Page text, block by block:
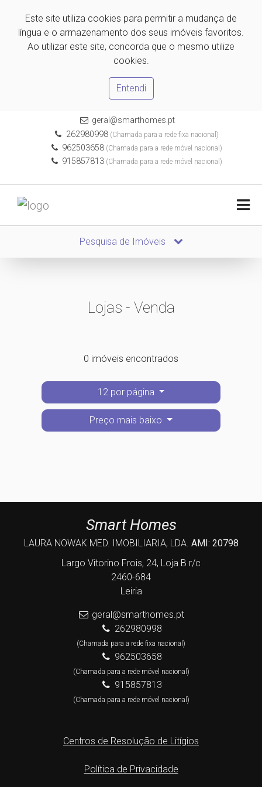
Este site utiliza cookies para permitir a mudança de
língua e o armazenamento dos seus imóveis favoritos.
Ao utilizar este site, concorda que o mesmo utilize
cookies.
Entendi
geral@smarthomes.pt
262980998(Chamada para a rede fixa nacional)
962503658 (Chamada para a rede móvel nacional)
915857813 (Chamada para a rede móvel nacional)
Pesquisa de Imóveis
Lojas - Venda
0 imóveis encontrados
12 por página
Preço mais baixo
Smart Homes
LAURA NOWAK MED. IMOBILIARIA, LDA. AMI: 20798
Largo Vitorino Frois, 24, Loja B r/c
2460-684
Leiria
geral@smarthomes.pt
262980998
(Chamada para a rede fixa nacional)
962503658
(Chamada para a rede móvel nacional)
915857813
(Chamada para a rede móvel nacional)
Centros de Resolução de Litígios
Política de Privacidade